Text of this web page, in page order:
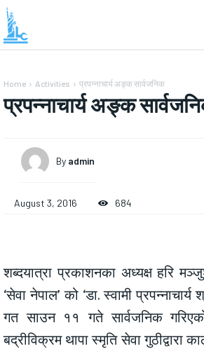
Home Activities प्रपन्नाचार्य अङ्क सार्वजनिक
प्रपन्नाचार्य अङ्क
By admin
August 3, 2016 684
शब्दयात्रा प्रकाशनका अध्यक्ष हरि
‘सेवा नेपाल’ को ‘डा. स्वामी
गत साउन ११ गते सार्वजनिक
बद्रीविक्रम थापा स्मृति सेवा गुठीद्वारा